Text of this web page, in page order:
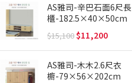
AS雅司-辛巴石面6尺長
櫃-182.5×40×50cm
15,100 11,200
AS雅司-木木2.6尺衣
櫥-79×56×202cm